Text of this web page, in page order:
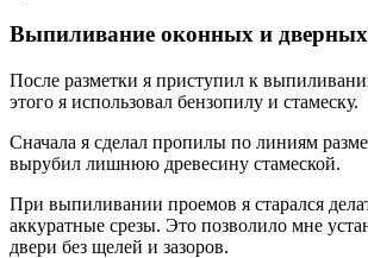
Выпиливание оконных и
После разметки я приступил к
этого я использовал бензопилу и стамеску.
Сначала я сделал пропилы по линиям
вырубил лишнюю древесину стамеской.
При выпиливании проемов я старался
аккуратные срезы. Это позволило мне
двери без щелей и зазоров.